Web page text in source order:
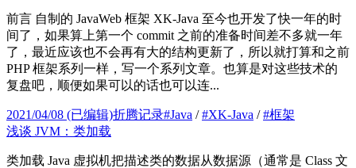
前言 自制的 JavaWeb 框架 XK-Java 至今也开发了快一年的时
间了，如果算上第一个 commit 之前的准备时间差不多就一年
了，最近应该也不会再有大的结构更新了，所以就打算和之前
PHP 框架系列一样，写一个系列文章。也算是对这些技术的
复盘吧，顺便如果可以的话也可以连...
2021/04/08 (已编辑)折腾记录#Java /#XK-Java /#框架
浅谈 JVM：类加载
类加载 Java 虚拟机把描述类的数据从数据源（通常是 Class 文